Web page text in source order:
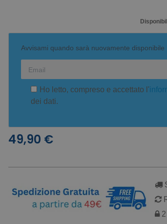
Avvisami quando sarà nuovamente disponibile
Ho letto, compreso e accettato l'
dei dati.
49,90 €